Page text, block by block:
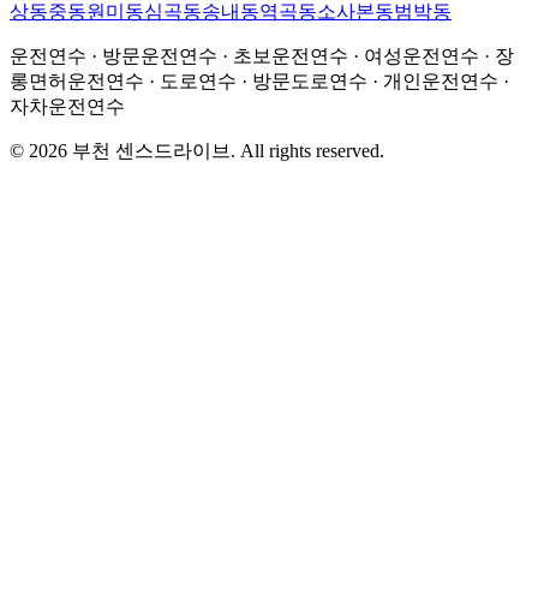
상동중동원미동심곡동송내동역곡동소사본동범박동
운전연수 · 방문운전연수 · 초보운전연수 · 여성운전연수 · 장
롱면허운전연수 · 도로연수 · 방문도로연수 · 개인운전연수 ·
자차운전연수
© 2026 부천 센스드라이브 . All rights reserved.